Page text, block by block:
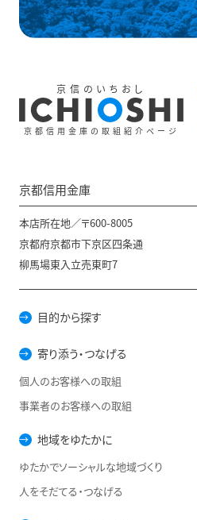
京信のいちおし
京都信用金庫の取組紹介ページ
京都信用金庫
本店所在地／〒600-8005
京都府京都市下京区四条通
柳馬場東入立売東町7
目的から探す
寄り添う・つなげる
個人のお客様への取組
事業者のお客様への取組
地域をゆたかに
ゆたかでソーシャルな地域づくり
人をそだてる・つなげる